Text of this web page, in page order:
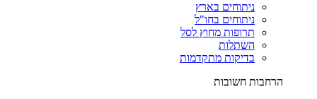
ניתוחים בארץ
ניתוחים בחו"ל
תרופות מחוץ לסל
השתלות
בדיקות מתקדמות
הרחבות חשובות